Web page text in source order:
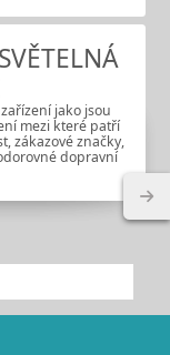
jako jsou
mezi které patří
zákazové značky,
dopravní